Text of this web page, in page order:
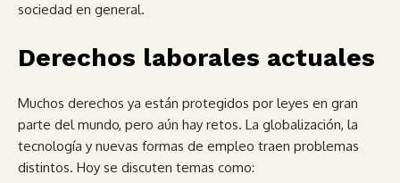
sociedad en general.
Derechos laborales actuales
Muchos derechos ya están protegidos por leyes en gran
parte del mundo, pero aún hay retos. La globalización, la
tecnología y nuevas formas de empleo traen problemas
distintos. Hoy se discuten temas como: